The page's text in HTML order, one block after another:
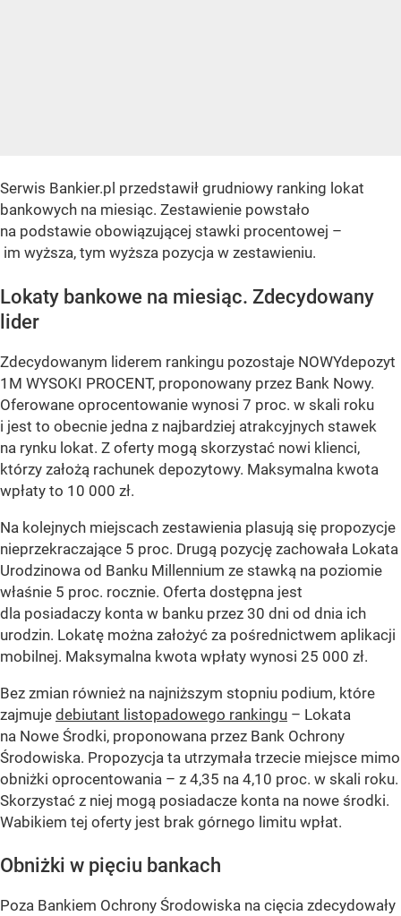
Serwis Bankier.pl przedstawił grudniowy ranking lokat
bankowych na miesiąc. Zestawienie powstało
na podstawie obowiązującej stawki procentowej –
im wyższa, tym wyższa pozycja w zestawieniu.
Lokaty bankowe na miesiąc. Zdecydowany
lider
Zdecydowanym liderem rankingu pozostaje NOWYdepozyt
1M WYSOKI PROCENT, proponowany przez Bank Nowy.
Oferowane oprocentowanie wynosi 7 proc. w skali roku
i jest to obecnie jedna z najbardziej atrakcyjnych stawek
na rynku lokat. Z oferty mogą skorzystać nowi klienci,
którzy założą rachunek depozytowy. Maksymalna kwota
wpłaty to 10 000 zł.
Na kolejnych miejscach zestawienia plasują się propozycje
nieprzekraczające 5 proc. Drugą pozycję zachowała Lokata
Urodzinowa od Banku Millennium ze stawką na poziomie
właśnie 5 proc. rocznie. Oferta dostępna jest
dla posiadaczy konta w banku przez 30 dni od dnia ich
urodzin. Lokatę można założyć za pośrednictwem aplikacji
mobilnej. Maksymalna kwota wpłaty wynosi 25 000 zł.
Bez zmian również na najniższym stopniu podium, które
zajmuje debiutant listopadowego rankingu – Lokata
na Nowe Środki, proponowana przez Bank Ochrony
Środowiska. Propozycja ta utrzymała trzecie miejsce mimo
obniżki oprocentowania – z 4,35 na 4,10 proc. w skali roku.
Skorzystać z niej mogą posiadacze konta na nowe środki.
Wabikiem tej oferty jest brak górnego limitu wpłat.
Obniżki w pięciu bankach
Poza Bankiem Ochrony Środowiska na cięcia zdecydowały